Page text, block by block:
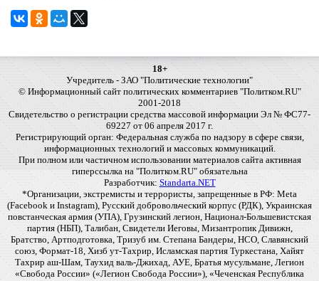
18+
Учредитель - ЗАО "Политические технологии"
© Информационный сайт политических комментариев "Политком.RU"
2001-2018
Свидетельство о регистрации средства массовой информации Эл № ФС77-
69227 от 06 апреля 2017 г.
Регистрирующий орган: Федеральная служба по надзору в сфере связи,
информационных технологий и массовых коммуникаций.
При полном или частичном использовании материалов сайта активная
гиперссылка на "Политком.RU" обязательна
Разработчик: Standarta.NET
*Организации, экстремисты и террористы, запрещенные в РФ: Meta
(Facebook и Instagram), Русский добровольческий корпус (РДК), Украинская
повстанческая армия (УПА), Грузинский легион, Национал-Большевистская
партия (НБП), Талибан, Свидетели Иеговы, Мизантропик Дивижн,
Братство, Артподготовка, Тризуб им. Степана Бандеры, НСО, Славянский
союз, Формат-18, Хизб ут-Тахрир, Исламская партия Туркестана, Хайят
Тахрир аш-Шам, Таухид валь-Джихад, АУЕ, Братья мусульмане, Легион
«Свобода России» («Легион Свобода России»), «Чеченская Республика